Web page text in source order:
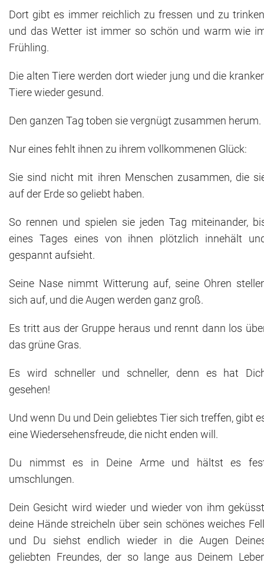
Dort gibt es immer reichlich zu fressen und zu
und das Wetter ist immer so schön und warm wie
Frühling.
Die alten Tiere werden dort wieder jung und die
Tiere wieder gesund.
Den ganzen Tag toben sie vergnügt zusammen herum.
Nur eines fehlt ihnen zu ihrem vollkommenen Glück:
Sie sind nicht mit ihren Menschen zusammen, die
auf der Erde so geliebt haben.
So rennen und spielen sie jeden Tag miteinander,
eines Tages eines von ihnen plötzlich innehält
gespannt aufsieht.
Seine Nase nimmt Witterung auf, seine Ohren
sich auf, und die Augen werden ganz groß.
Es tritt aus der Gruppe heraus und rennt dann los
das grüne Gras.
Es wird schneller und schneller, denn es hat
gesehen!
Und wenn Du und Dein geliebtes Tier sich treffen, gibt
eine Wiedersehensfreude, die nicht enden will.
Du nimmst es in Deine Arme und hältst es
umschlungen.
Dein Gesicht wird wieder und wieder von ihm
deine Hände streicheln über sein schönes weiches
und Du siehst endlich wieder in die Augen
geliebten Freundes, der so lange aus Deinem